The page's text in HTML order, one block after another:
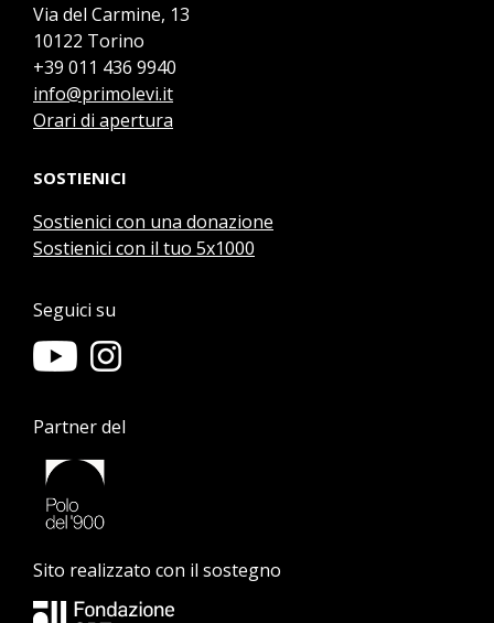
Via del Carmine, 13
10122 Torino
+39 011 436 9940
info@primolevi.it
Orari di apertura
SOSTIENICI
Sostienici con una donazione
Sostienici con il tuo 5x1000
Seguici su
Partner del
Sito realizzato con il sostegno